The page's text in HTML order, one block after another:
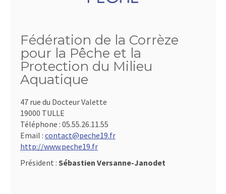
Fédération de la Corrèze
pour la Pêche et la
Protection du Milieu
Aquatique
47 rue du Docteur Valette
19000 TULLE
Téléphone : 05.55.26.11.55
Email : contact@peche19.fr
http://www.peche19.fr
Président : Sébastien Versanne-Janodet